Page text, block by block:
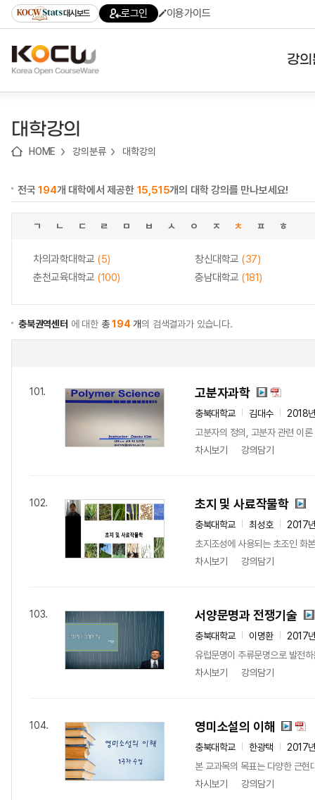
기
기
기
content)
가
대시보드 로그인 이용가이드
강
대학강의
HOME 강의분류 대학강의
전국194개 대학에서 제공한 15,515개의 대학 강의를 만나보세요!
ㄱ ㄴ ㄷ ㄹ ㅁ ㅂ ㅅ ㅇ ㅈ ㅊ ㅍ ㅎ
차의과학대학교 (5) 창신대학교 (37)
춘천교육대학교 (100) 충남대학교 (181)
충북권역센터 에 대한총194 개의 검색결과가 있습니다.
101. 고분자과학
충북대학교 김대수
2018
고분자의 정의, 고분자 관련 이
차시보기
강의담기
102. 초지 및 사료작물학
충북대학교 최성호
2017
초지조성에 사용되는 초조인 화
차시보기
강의담기
103. 서양문명과 전쟁기술
충북대학교 이명환
2017
유럽문명이 주류문명으로 발전
차시보기
강의담기
104. 영미소설의 이해
충북대학교 한광택
2017
본 교과목의 목표는 다양한 근
차시보기
강의담기